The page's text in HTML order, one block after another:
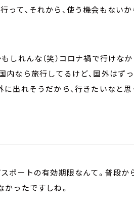
って、それから、使う機会もない
しれんな（笑）コロナ禍で行けなか
内なら旅行してるけど、国外はず
に出れそうだから、行きたいなと思
ポートの有効期限なんて。普段
かったですしね。